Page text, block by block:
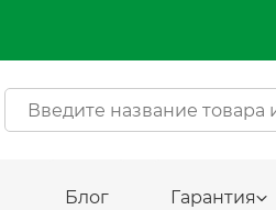
Блог Гарантия